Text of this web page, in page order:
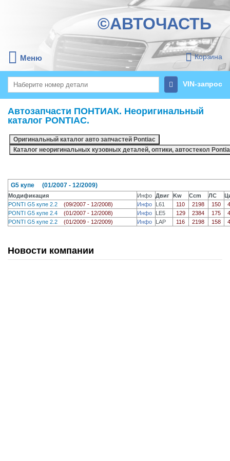
©АВТОЧАСТЬ
Меню Корзина
VIN-запрос
Автозапчасти ПОНТИАК. Неоригинальный
каталог PONTIAC.
G5 купе (01/2007 - 12/2009)
Модификация Инфо Двиг Kw Ccm ЛС
PONTI G5 купе 2.2 (09/2007 - 12/2008) Инфо L61 110 2198 150
4
PONTI G5 купе 2.4 (01/2007 - 12/2008) Инфо LE5 129 2384 175
4
PONTI G5 купе 2.2 (01/2009 - 12/2009) Инфо LAP 116 2198 158 4
Новости компании